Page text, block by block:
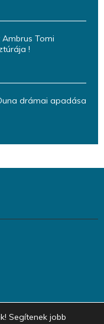
Tomi
!
drámai apadása
Segítenek jobb